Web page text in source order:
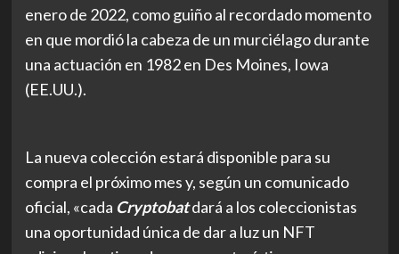
enero de 2022, como guiño al recordado momento
en que mordió la cabeza de un murciélago durante
una actuación en 1982 en Des Moines, Iowa
(EE.UU.).
La nueva colección estará disponible para su
compra el próximo mes y, según un comunicado
oficial, «cada Cryptobatdará a los coleccionistas
una oportunidad única de dar a luz un NFT